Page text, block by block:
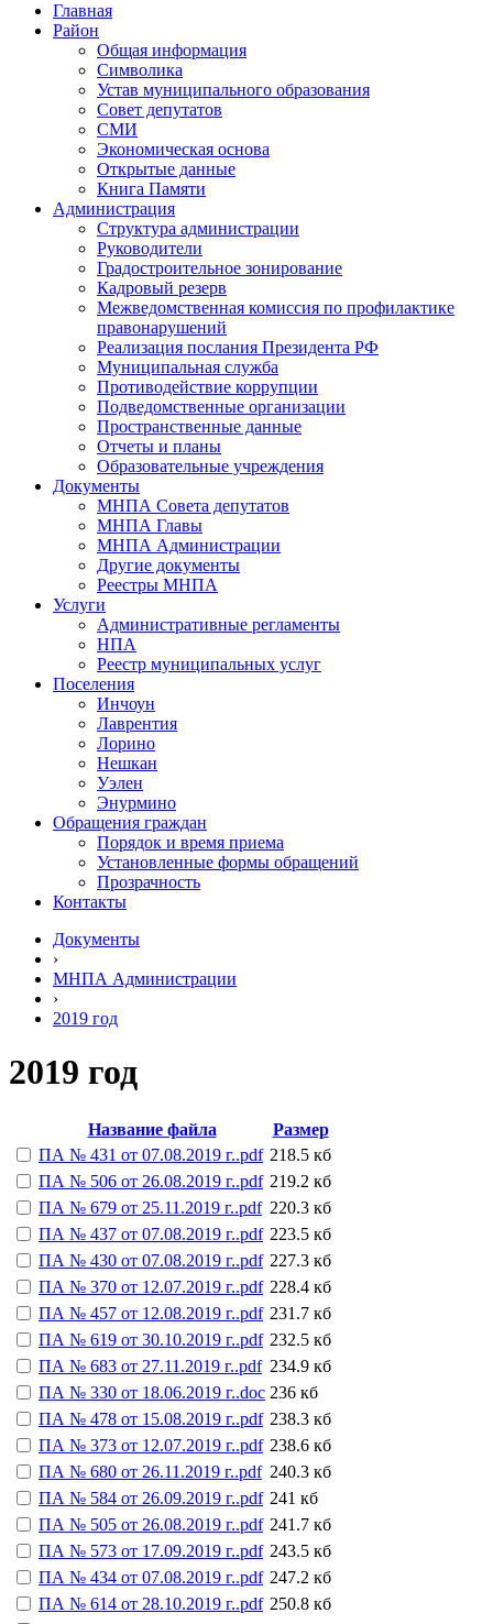
Главная
Район
Общая информация
Символика
Устав муниципального образования
Совет депутатов
СМИ
Экономическая основа
Открытые данные
Книга Памяти
Администрация
Структура администрации
Руководители
Градостроительное зонирование
Кадровый резерв
Межведомственная комиссия по профилактике
правонарушений
Реализация послания Президента РФ
Муниципальная служба
Противодействие коррупции
Подведомственные организации
Пространственные данные
Отчеты и планы
Образовательные учреждения
Документы
МНПА Совета депутатов
МНПА Главы
МНПА Администрации
Другие документы
Реестры МНПА
Услуги
Административные регламенты
НПА
Реестр муниципальных услуг
Поселения
Инчоун
Лаврентия
Лорино
Нешкан
Уэлен
Энурмино
Обращения граждан
Порядок и время приема
Установленные формы обращений
Прозрачность
Контакты
Документы
›
МНПА Администрации
›
2019 год
2019 год
Название файла
Размер
ПА № 431 от 07.08.2019 г..pdf 218.5 кб
ПА № 506 от 26.08.2019 г..pdf 219.2 кб
ПА № 679 от 25.11.2019 г..pdf 220.3 кб
ПА № 437 от 07.08.2019 г..pdf 223.5 кб
ПА № 430 от 07.08.2019 г..pdf 227.3 кб
ПА № 370 от 12.07.2019 г..pdf 228.4 кб
ПА № 457 от 12.08.2019 г..pdf 231.7 кб
ПА № 619 от 30.10.2019 г..pdf 232.5 кб
ПА № 683 от 27.11.2019 г..pdf 234.9 кб
ПА № 330 от 18.06.2019 г..doc 236 кб
ПА № 478 от 15.08.2019 г..pdf 238.3 кб
ПА № 373 от 12.07.2019 г..pdf 238.6 кб
ПА № 680 от 26.11.2019 г..pdf 240.3 кб
ПА № 584 от 26.09.2019 г..pdf 241 кб
ПА № 505 от 26.08.2019 г..pdf 241.7 кб
ПА № 573 от 17.09.2019 г..pdf 243.5 кб
ПА № 434 от 07.08.2019 г..pdf 247.2 кб
ПА № 614 от 28.10.2019 г..pdf 250.8 кб